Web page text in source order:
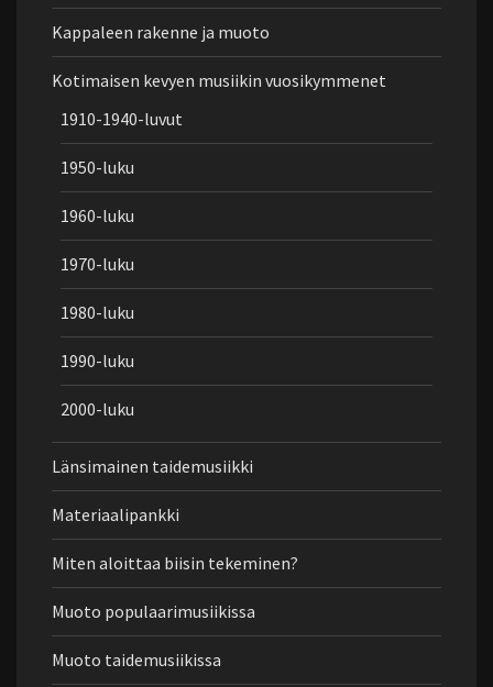
Kappaleen rakenne ja muoto
Kotimaisen kevyen musiikin vuosikymmenet
1910-1940-luvut
1950-luku
1960-luku
1970-luku
1980-luku
1990-luku
2000-luku
Länsimainen taidemusiikki
Materiaalipankki
Miten aloittaa biisin tekeminen?
Muoto populaarimusiikissa
Muoto taidemusiikissa